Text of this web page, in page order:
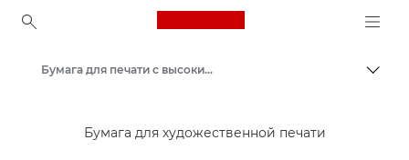
Canon Logo, back to
Принтеры Canon
Бумага для печати с высоким разрешением Canon High Resolution HR-101N — A4
Бумага для художественной печати